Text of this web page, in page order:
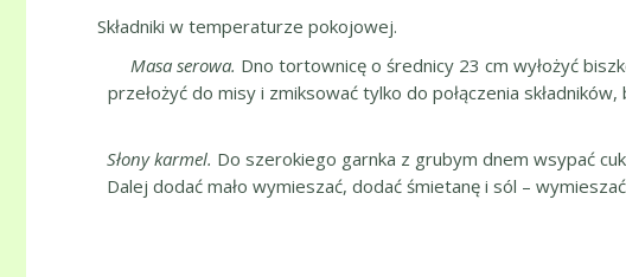
Składniki w temperaturze pokojowej.
Masa serowa. Dno tortownicę o średnicy 23 cm wyłożyć
przełożyć do misy i zmiksować tylko do połączenia
Słony karmel. Do szerokiego garnka z grubym dnem wsypać
Dalej dodać mało wymieszać, dodać śmietanę i sól –